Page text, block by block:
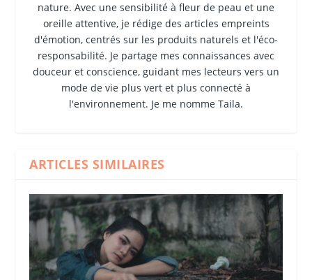
nature. Avec une sensibilité à fleur de peau et une
oreille attentive, je rédige des articles empreints
d'émotion, centrés sur les produits naturels et l'éco-
responsabilité. Je partage mes connaissances avec
douceur et conscience, guidant mes lecteurs vers un
mode de vie plus vert et plus connecté à
l'environnement. Je me nomme Taila.
ARTICLES SIMILAIRES